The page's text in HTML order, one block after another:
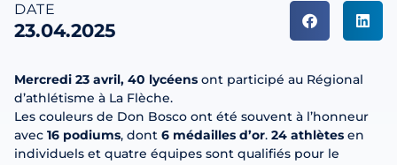
DATE
23.04.2025
Mercredi 23 avril, 40 lycéens ont participé au Régional
d’athlétisme à La Flèche.
Les couleurs de Don Bosco ont été souvent à l’honneur
avec 16 podiums, dont 6 médailles d’or. 24 athlètes en
individuels et quatre équipes sont qualifiés pour le